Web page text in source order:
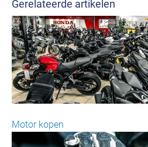
Gerelateerde artikelen
Motor kopen